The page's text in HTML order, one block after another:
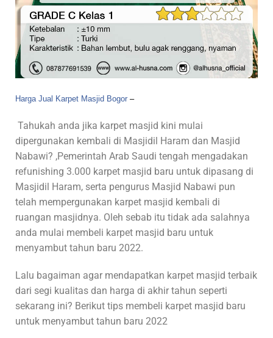
Harga Jual Karpet Masjid Bogor –
Tahukah anda jika karpet masjid kini mulai
dipergunakan kembali di Masjidil Haram dan Masjid
Nabawi? ,Pemerintah Arab Saudi tengah mengadakan
refunishing 3.000 karpet masjid baru untuk dipasang di
Masjidil Haram, serta pengurus Masjid Nabawi pun
telah mempergunakan karpet masjid kembali di
ruangan masjidnya. Oleh sebab itu tidak ada salahnya
anda mulai membeli karpet masjid baru untuk
menyambut tahun baru 2022.
Lalu bagaiman agar mendapatkan karpet masjid terbaik
dari segi kualitas dan harga di akhir tahun seperti
sekarang ini? Berikut tips membeli karpet masjid baru
untuk menyambut tahun baru 2022